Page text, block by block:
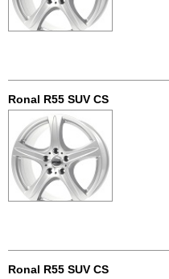
Ronal R55 SUV CS
Ronal R55 SUV CS